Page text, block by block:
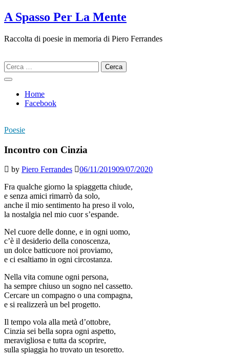
Skip
to
A Spasso Per La Mente
Raccolta di poesie in memoria di Piero Ferrandes
Ricerca
per:
Home
Facebook
Poesie
Incontro con Cinzia
by Piero Ferrandes 06/11/201909/07/2020
Fra qualche giorno la spiaggetta chiude,
e senza amici rimarrò da solo,
anche il mio sentimento ha preso il volo,
la nostalgia nel mio cuor s’espande.
Nel cuore delle donne, e in ogni uomo,
c’è il desiderio della conoscenza,
un dolce batticuore noi proviamo,
e ci esaltiamo in ogni circostanza.
Nella vita comune ogni persona,
ha sempre chiuso un sogno nel cassetto.
Cercare un compagno o una compagna,
e si realizzerà un bel progetto.
Il tempo vola alla metà d’ottobre,
Cinzia sei bella sopra ogni aspetto,
meravigliosa e tutta da scoprire,
sulla spiaggia ho trovato un tesoretto.